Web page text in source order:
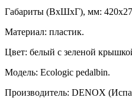
Габариты (ВхШхГ), мм:
Материал: пластик.
Цвет: белый с зеленой
Модель: Ecologic pedalbin.
Производитель: DENOX